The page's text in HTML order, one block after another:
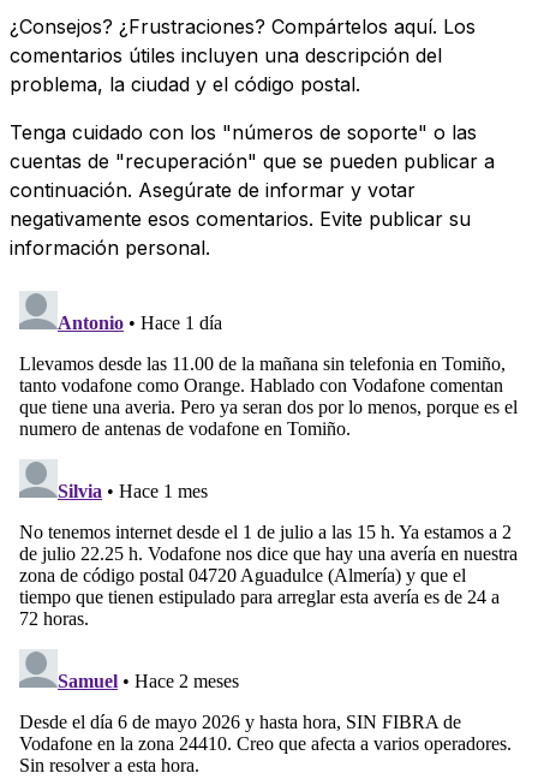
¿Consejos? ¿Frustraciones? Compártelos aquí. Los
comentarios útiles incluyen una descripción del
problema, la ciudad y el código postal.
Tenga cuidado con los "números de soporte" o las
cuentas de "recuperación" que se pueden publicar a
continuación. Asegúrate de informar y votar
negativamente esos comentarios. Evite publicar su
información personal.